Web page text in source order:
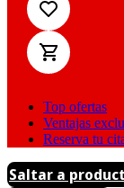
Top ofertas
Ventajas
Reserva tu
Saltar a